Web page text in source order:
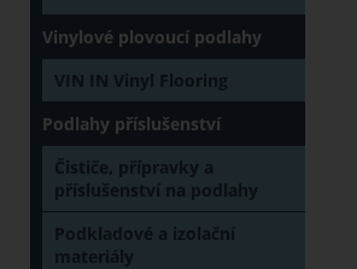
Vinylové plovoucí podlahy
VIN IN Vinyl Flooring
Podlahy příslušenství
Čističe, přípravky a
příslušenství na podlahy
Podkladové a izolační
materiály